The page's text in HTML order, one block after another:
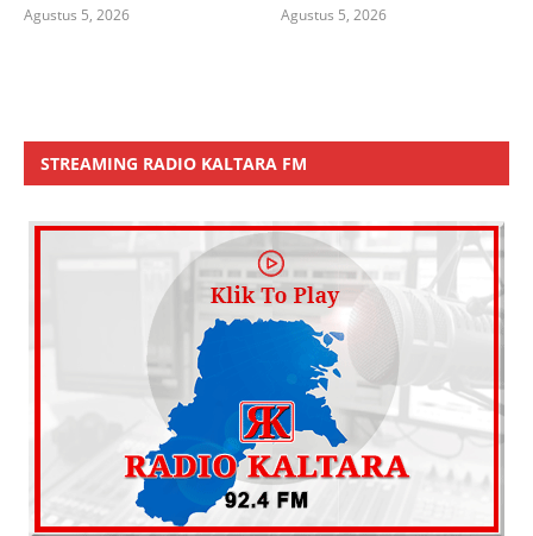
Agustus 5, 2026 Agustus 5, 2026
STREAMING RADIO KALTARA FM